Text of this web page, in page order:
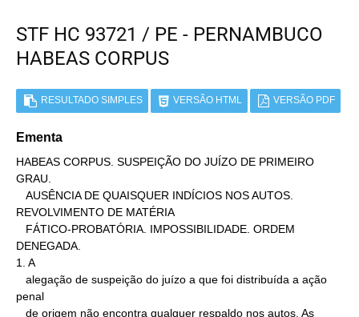
STF HC 93721 / PE - PERNAMBUCO
HABEAS CORPUS
RESULTADO SIMPLES VERSÃO HTML VERSÃO PDF
Ementa
HABEAS CORPUS. SUSPEIÇÃO DO JUÍZO DE PRIMEIRO
GRAU.
REVOLVIMENTO DE MATÉRIA
DENEGADA.
1. A
penal